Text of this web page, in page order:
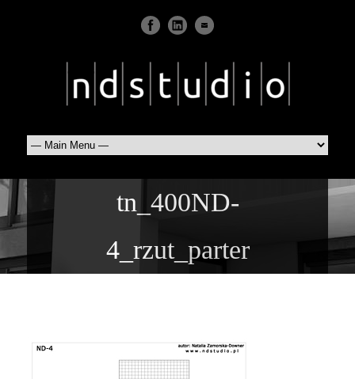
tn_400ND-
4_rzut_parter